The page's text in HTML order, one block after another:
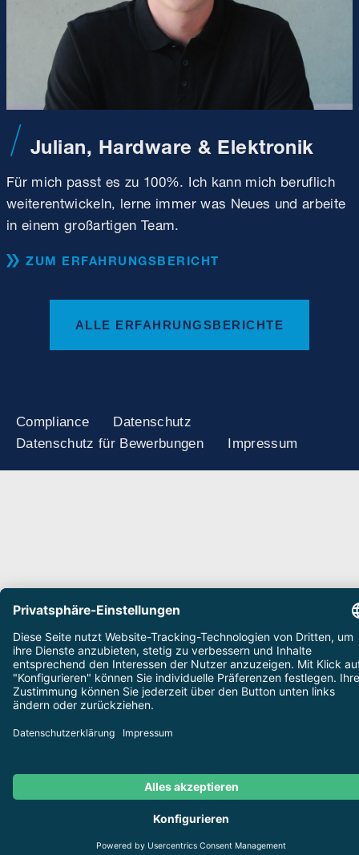
Julian, Hardware & Elektronik
Für mich passt es zu 100%. Ich kann mich beruflich
weiterentwickeln, lerne immer was Neues und arbeite
in einem großartigen Team.
ZUM ERFAHRUNGSBERICHT
ALLE ERFAHRUNGSBERICHTE
Compliance
Datenschutz
Datenschutz für Bewerbungen
Impressum